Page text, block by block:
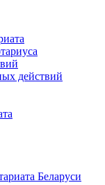
действий
Беларуси